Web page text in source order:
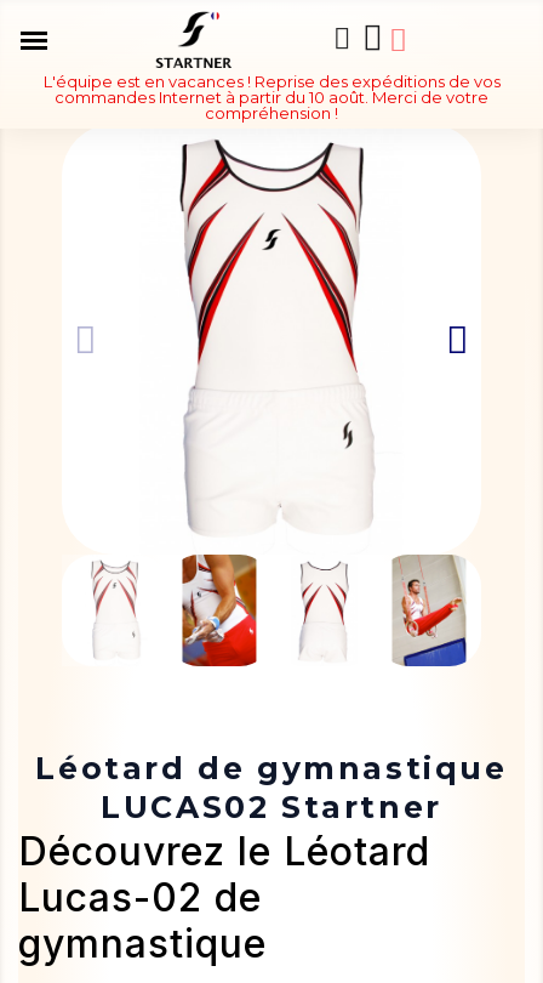
L'équipe est en vacances ! Reprise des expéditions de vos
commandes Internet à partir du 10 août. Merci de votre
compréhension !
Léotard de gymnastique
LUCAS02 Startner
Découvrez le Léotard
Lucas-02 de
gymnastique